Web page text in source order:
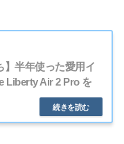
】半年使った愛用イ
Liberty Air 2 Pro を